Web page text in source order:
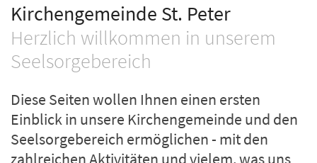
Kirchengemeinde St. Peter
Herzlich willkommen in unserem
Seelsorgebereich
Diese Seiten wollen Ihnen einen ersten
Einblick in unsere Kirchengemeinde und den
Seelsorgebereich ermöglichen - mit den
zahlreichen Aktivitäten und vielem, was uns